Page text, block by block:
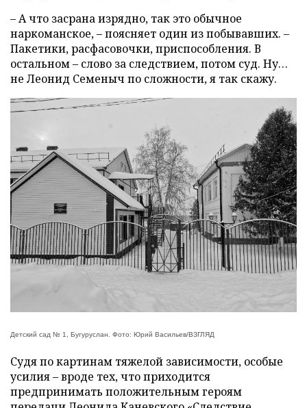
– А что засрана изрядно, так это обычное
наркоманское, – поясняет один из побывавших. –
Пакетики, расфасовочки, приспособления. В
остальном – слово за следствием, потом суд. Ну…
не Леонид Семеныч по сложности, я так скажу.
Детский сад № 1, Бугуруслан. Фото: Юрий Васильев/ВЗГЛЯД
Судя по картинам тяжелой зависимости, особые
усилия – вроде тех, что приходится
предпринимать положительным героям